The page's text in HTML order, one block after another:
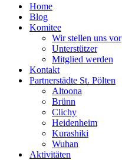
Home
Blog
Komitee
Wir stellen uns vor
Unterstützer
Mitglied werden
Kontakt
Partnerstädte St. Pölten
Altoona
Brünn
Clichy
Heidenheim
Kurashiki
Wuhan
Aktivitäten